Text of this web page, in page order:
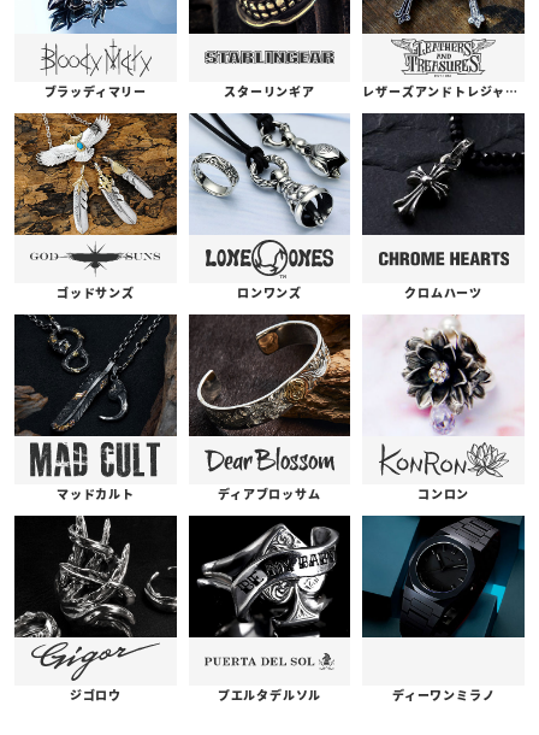
ブラッディマリー スターリンギア レザーズアンドトレジャーズ
ゴッドサンズ ロンワンズ クロムハーツ
マッドカルト ディアブロッサム コンロン
ジゴロウ プエルタデルソル ディーワンミラノ